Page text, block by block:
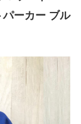
ーカー ブル